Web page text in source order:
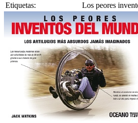
Etiquetas:
Los peores